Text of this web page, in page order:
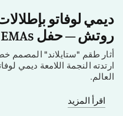
روتش – حفل MTV EMAs
أثار طقم "ستايلاند" المصمم
ارتدته النجمة اللامعة ديمي
العالم.
اقرأ المزيد